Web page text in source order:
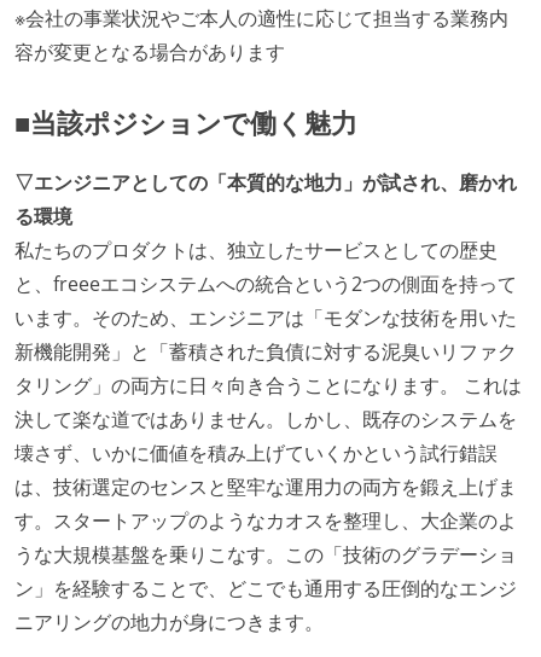
※会社の事業状況やご本人の適性に応じて担当する業務内
容が変更となる場合があります
■当該ポジションで働く魅力
▽エンジニアとしての「本質的な地力」が試され、磨かれ
る環境
私たちのプロダクトは、独立したサービスとしての歴史
と、freeeエコシステムへの統合という2つの側面を持って
います。そのため、エンジニアは「モダンな技術を用いた
新機能開発」と「蓄積された負債に対する泥臭いリファク
タリング」の両方に日々向き合うことになります。 これは
決して楽な道ではありません。しかし、既存のシステムを
壊さず、いかに価値を積み上げていくかという試行錯誤
は、技術選定のセンスと堅牢な運用力の両方を鍛え上げま
す。スタートアップのようなカオスを整理し、大企業のよ
うな大規模基盤を乗りこなす。この「技術のグラデーショ
ン」を経験することで、どこでも通用する圧倒的なエンジ
ニアリングの地力が身につきます。